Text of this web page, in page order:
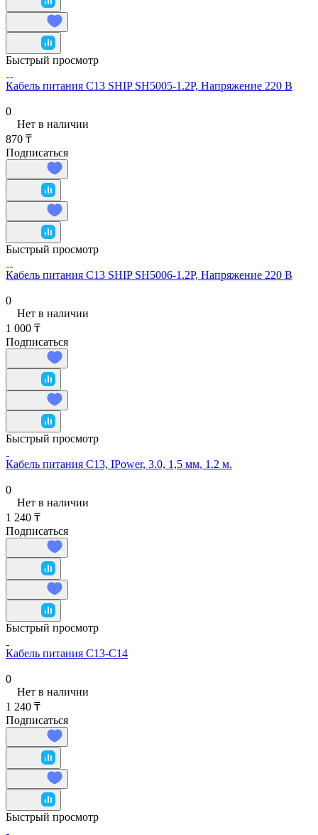
Быстрый просмотр
Кабель питания С13 SHIP SH5005-1.2P, Напряжение 220 В
0
Нет в наличии
870 ₸
Подписаться
Быстрый просмотр
Кабель питания С13 SHIP SH5006-1.2P, Напряжение 220 В
0
Нет в наличии
1 000 ₸
Подписаться
Быстрый просмотр
Кабель питания С13, IPower, 3.0, 1,5 мм, 1.2 м.
0
Нет в наличии
1 240 ₸
Подписаться
Быстрый просмотр
Кабель питания С13-С14
0
Нет в наличии
1 240 ₸
Подписаться
Быстрый просмотр